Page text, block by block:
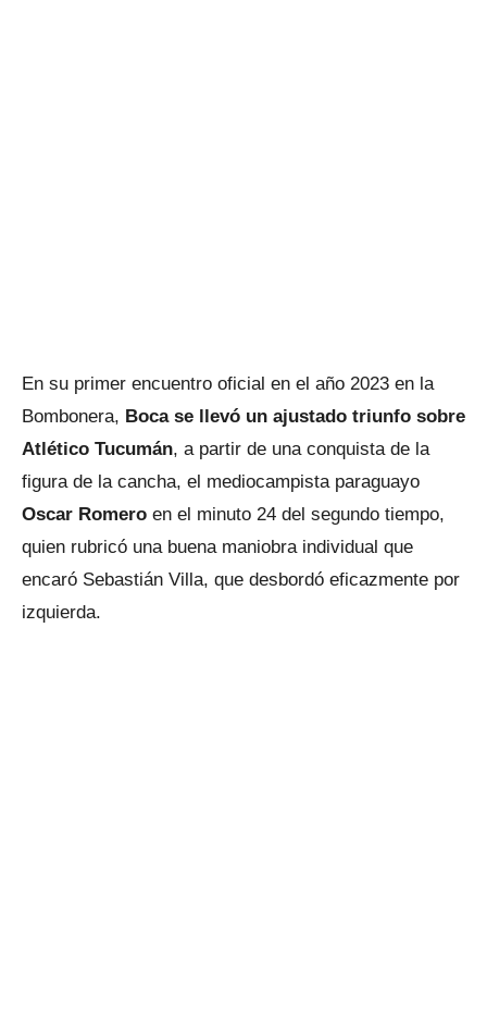
En su primer encuentro oficial en el año 2023 en la
Bombonera, Boca se llevó un ajustado triunfo sobre
Atlético Tucumán, a partir de una conquista de la
figura de la cancha, el mediocampista paraguayo
Oscar Romero en el minuto 24 del segundo tiempo,
quien rubricó una buena maniobra individual que
encaró Sebastián Villa, que desbordó eficazmente por
izquierda.